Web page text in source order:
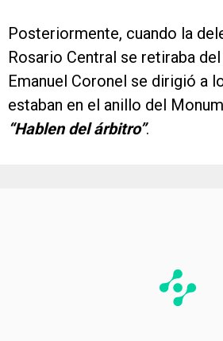
Posteriormente, cuando la
Rosario Central se retiraba
Emanuel Coronel se dirigió a
estaban en el anillo del
“Hablen del árbitro”.